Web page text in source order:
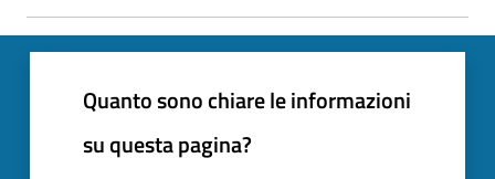
Quanto sono chiare le informazioni
su questa pagina?